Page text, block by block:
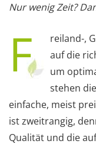
Nur wenig Zeit?
F
reiland-,
auf die
um
stehen
einfache, meist
ist zweitrangig,
Qualität und die